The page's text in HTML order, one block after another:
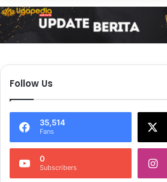
Follow Us
35,514
Fans
0
Subscribers